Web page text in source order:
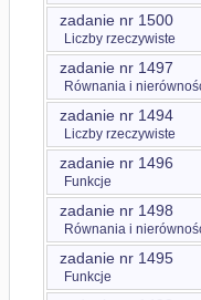
zadanie nr 1500
Liczby rzeczywiste
zadanie nr 1497
Równania i
zadanie nr 1494
Liczby rzeczywiste
zadanie nr 1496
Funkcje
zadanie nr 1498
Równania i
zadanie nr 1495
Funkcje